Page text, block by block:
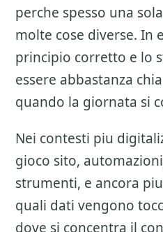
perche spesso una
molte cose diverse. In
principio corretto e lo
essere abbastanza
quando la giornata si
Nei contesti piu
gioco sito,
strumenti, e ancora
quali dati vengono
dove si concentra il